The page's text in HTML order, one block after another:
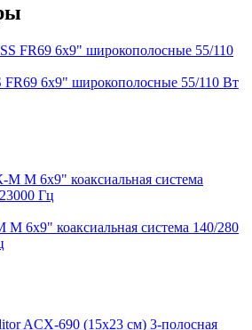
FR69 6x9" широкополосные 55/110 Вт
6x9" коаксиальная система 140/280